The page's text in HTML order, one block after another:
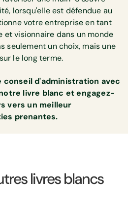
lorsqu'elle est défendue au
votre entreprise en tant
et visionnaire dans un monde
seulement un choix, mais une
le long terme.
conseil d'administration avec
livre blanc et engagez-
vers un meilleur
prenantes.
livres blancs